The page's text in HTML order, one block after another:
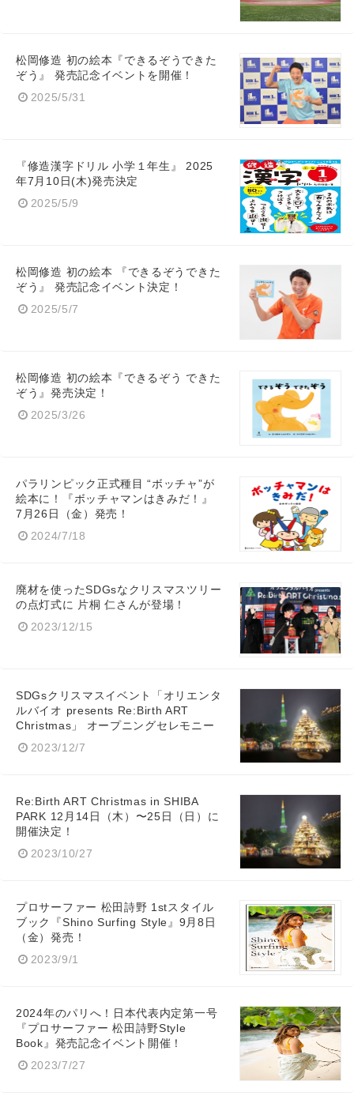
松岡修造 初の絵本『できるぞうできた
ぞう』 発売記念イベントを開催！
2025/5/31
『修造漢字ドリル 小学１年生』 2025
年7月10日(木)発売決定
2025/5/9
松岡修造 初の絵本 『できるぞうできた
ぞう』 発売記念イベント決定！
2025/5/7
松岡修造 初の絵本『できるぞう できた
ぞう』発売決定！
2025/3/26
パラリンピック正式種目 “ボッチャ”が
絵本に！『ボッチャマンはきみだ！』
7⽉26⽇（金）発売！
2024/7/18
廃材を使ったSDGsなクリスマスツリー
の点灯式に 片桐 仁さんが登場！
2023/12/15
SDGsクリスマスイベント「オリエンタ
ルバイオ presents Re:Birth ART
Christmas」 オープニングセレモニー
2023/12/7
Re:Birth ART Christmas in SHIBA
PARK 12月14日（木）〜25日（日）に
開催決定！
2023/10/27
プロサーファー 松田詩野 1stスタイル
ブック『Shino Surfing Style』9⽉8⽇
（金）発売！
2023/9/1
2024年のパリへ！日本代表内定第一号
『プロサーファー 松田詩野Style
Book』発売記念イベント開催！
2023/7/27